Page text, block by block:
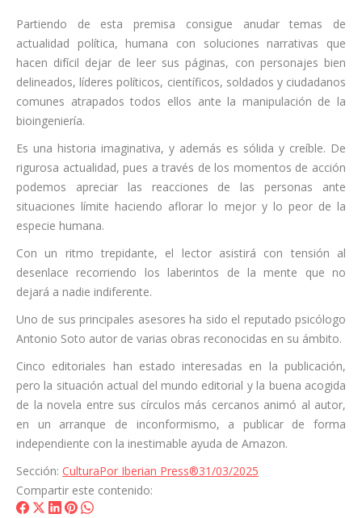
Partiendo de esta premisa consigue anudar temas de
actualidad política, humana con soluciones narrativas que
hacen difícil dejar de leer sus páginas, con personajes bien
delineados, líderes políticos, científicos, soldados y ciudadanos
comunes atrapados todos ellos ante la manipulación de la
bioingeniería.
Es una historia imaginativa, y además es sólida y creíble. De
rigurosa actualidad, pues a través de los momentos de acción
podemos apreciar las reacciones de las personas ante
situaciones límite haciendo aflorar lo mejor y lo peor de la
especie humana.
Con un ritmo trepidante, el lector asistirá con tensión al
desenlace recorriendo los laberintos de la mente que no
dejará a nadie indiferente.
Uno de sus principales asesores ha sido el reputado psicólogo
Antonio Soto autor de varias obras reconocidas en su ámbito.
Cinco editoriales han estado interesadas en la publicación,
pero la situación actual del mundo editorial y la buena acogida
de la novela entre sus círculos más cercanos animó al autor,
en un arranque de inconformismo, a publicar de forma
independiente con la inestimable ayuda de Amazon.
Sección: CulturaPor Iberian Press®31/03/2025
Compartir este contenido:
ShareShareShare
ShareShare